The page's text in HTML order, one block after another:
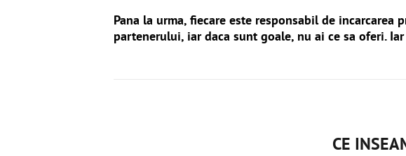
Pana la urma, fiecare este responsabil de
partenerului, iar daca sunt goale, nu ai ce sa oferi.
CE